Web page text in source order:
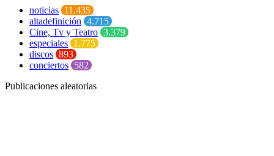
noticias 11.435
altadefinición 4.715
Cine, Tv y Teatro 3.379
especiales 1.775
discos 893
conciertos 582
Publicaciones aleatorias